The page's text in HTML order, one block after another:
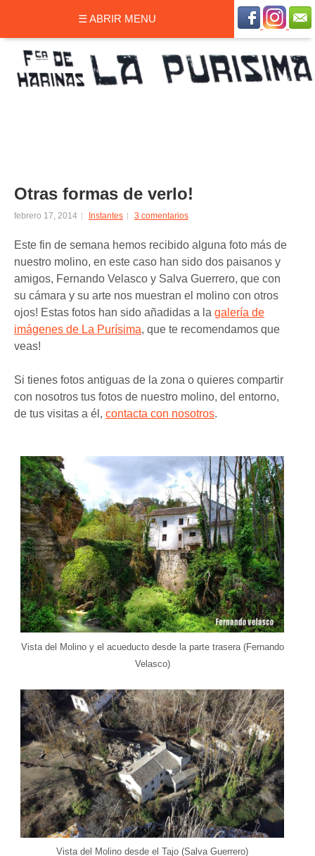
☰ ABRIR MENU
Otras formas de verlo!
febrero 17, 2014 Instantes 3 comentarios
Este fin de semana hemos recibido alguna foto más de
nuestro molino, en este caso han sido dos paisanos y
amigos, Fernando Velasco y Salva Guerrero, que con
su cámara y su arte nos muestran el molino con otros
ojos! Estas fotos han sido añadidas a la galería de
imágenes de La Purísima, que te recomendamos que
veas!
Si tienes fotos antiguas de la zona o quieres compartir
con nosotros tus fotos de nuestro molino, del entorno,
de tus visitas a él, contacta con nosotros.
Vista del Molino y el acueducto desde la parte trasera (Fernando
Velasco)
Vista del Molino desde el Tajo (Salva Guerrero)